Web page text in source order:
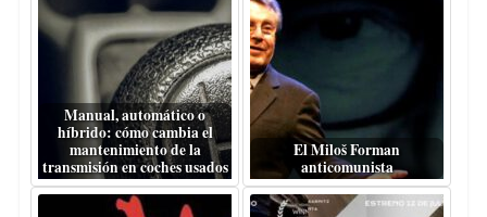
Manual, automático o
híbrido: cómo cambia el
mantenimiento de la
transmisión en coches usados
El Miloš Forman
anticomunista